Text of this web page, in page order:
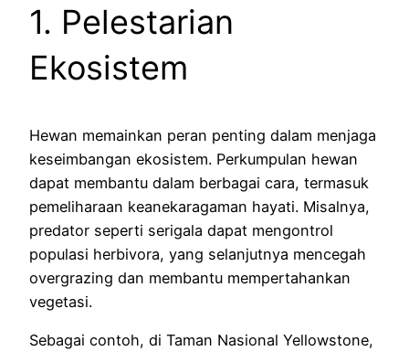
1. Pelestarian
Ekosistem
Hewan memainkan peran penting dalam menjaga
keseimbangan ekosistem. Perkumpulan hewan
dapat membantu dalam berbagai cara, termasuk
pemeliharaan keanekaragaman hayati. Misalnya,
predator seperti serigala dapat mengontrol
populasi herbivora, yang selanjutnya mencegah
overgrazing dan membantu mempertahankan
vegetasi.
Sebagai contoh, di Taman Nasional Yellowstone,